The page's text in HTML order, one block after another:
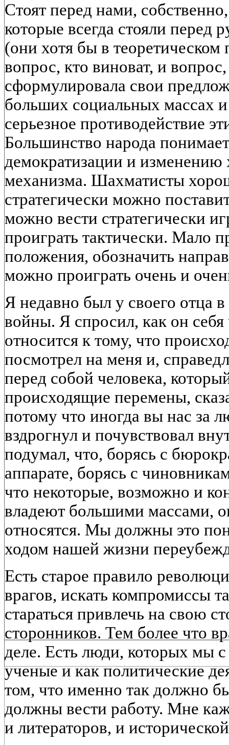
Стоят перед нами,
которые всегда стояли перед
(они хотя бы в теоретическом
вопрос, кто виноват, и
сформулировала свои
больших социальных массах
серьезное противодействие
Большинство народа
демократизации и изменению
механизма. Шахматисты
стратегически можно
можно вести стратегически
проиграть тактически. Мало
положения, обозначить
можно проиграть очень и
Я недавно был у своего отца
войны. Я спросил, как он себя
относится к тому, что
посмотрел на меня и,
перед собой человека,
происходящие перемены,
потому что иногда вы нас за
вздрогнул и почувствовал
подумал, что, борясь с
аппарате, борясь с
что некоторые, возможно и
владеют большими массами,
относятся. Мы должны это
ходом нашей жизни
Есть старое правило
врагов, искать компромиссы
стараться привлечь на свою
сторонников. Тем более что
деле. Есть люди, которых мы
ученые и как политические
том, что именно так должно
должны вести работу. Мне
и литераторов, и